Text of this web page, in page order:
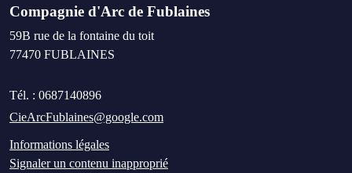
Compagnie d'Arc de Fublaines
59B rue de la fontaine du toit
77470 FUBLAINES
Tél. : 0687140896
CieArcFublaines@google.com
Informations légales
Signaler un contenu inapproprié